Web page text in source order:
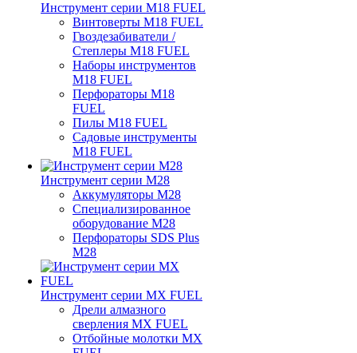
Инструмент серии M18 FUEL
Винтоверты M18 FUEL
Гвоздезабиватели /
Степлеры M18 FUEL
Наборы инструментов
M18 FUEL
Перфораторы M18
FUEL
Пилы M18 FUEL
Садовые инструменты
M18 FUEL
Инструмент серии M28
Аккумуляторы M28
Специализированное
оборудование M28
Перфораторы SDS Plus
M28
Инструмент серии MX FUEL
Дрели алмазного
сверления MX FUEL
Отбойные молотки MX